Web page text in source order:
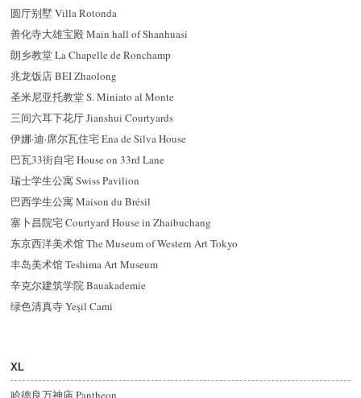
圆厅别墅 Villa Rotonda
善化寺大雄宝殿 Main hall of Shanhuasi
朗乡教堂 La Chapelle de Ronchamp
兆龙饭店 BEI Zhaolong
圣米尼亚托教堂 S. Miniato al Monte
三间六耳下花厅 Jianshui Courtyards
伊娜·迪·席尔瓦住宅 Ena de Silva House
巴瓦33街自宅 House on 33rd Lane
瑞士学生公寓 Swiss Pavilion
巴西学生公寓 Maison du Brésil
寨卜昌院宅 Courtyard House in Zhaibuchang
东京西洋美术馆 The Museum of Western Art Tokyo
丰岛美术馆 Teshima Art Museum
辛克尔建筑学院 Bauakademie
绿色清真寺 Yeşil Cami
XL
哈德良万神庙 Pantheon